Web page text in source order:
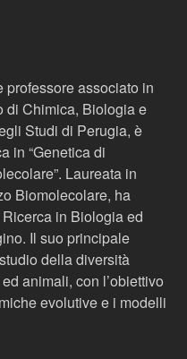
professore associato in
di Chimica, Biologia e
Studi di Perugia, è
in “Genetica di
Laureata in
Biomolecolare, ha
in Biologia ed
Il suo principale
della diversità
animali, con l’obiettivo
evolutive e i modelli